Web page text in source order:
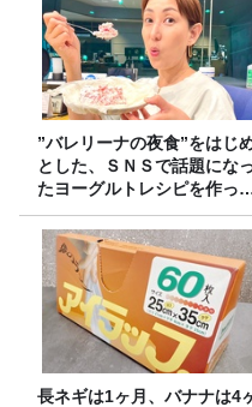
”バレリーナの夜食”をはじ
とした、ＳＮＳで話題にな
たヨーグルトレシピを作っ
みた！
長ネギは1ヶ月、バナナは4